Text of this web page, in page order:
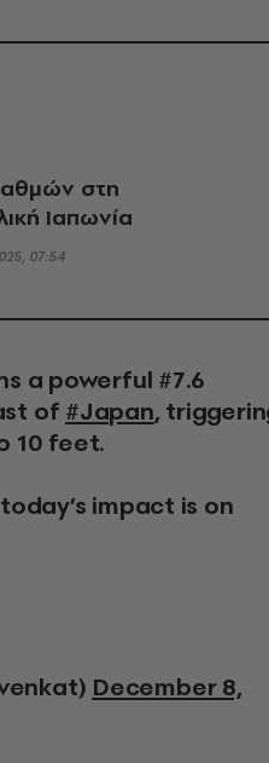
στη
Ιαπωνία
07:54
of #Japan,
10 feet.
impact is on
December 8,